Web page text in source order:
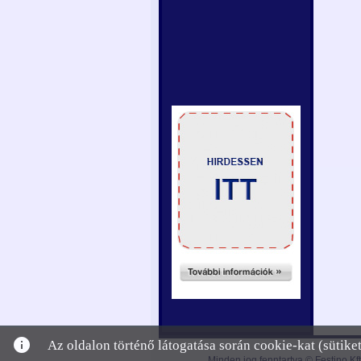
info
Az oldalon történő látogatása során cookie-kat